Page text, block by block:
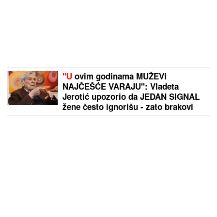
"U ovim godinama MUŽEVI
NAJČEŠĆE VARAJU": Vladeta
Jerotić upozorio da JEDAN SIGNAL
žene često ignorišu - zato brakovi